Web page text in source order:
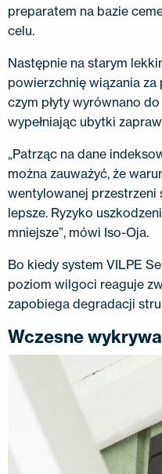
preparatem na bazie
celu.
Następnie na starym
powierzchnię wiązania
czym płyty wyrównano
wypełniając ubytki
„Patrząc na dane
można zauważyć, że
wentylowanej przestrzeni
lepsze. Ryzyko
mniejsze”, mówi Iso-Oja.
Bo kiedy system VILPE
poziom wilgoci reaguje
zapobiega degradacji
Wczesne